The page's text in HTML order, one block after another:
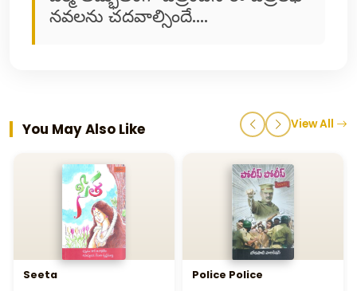
నవలను చదవాల్సిందే....
You May Also Like View All
Seeta Police Police